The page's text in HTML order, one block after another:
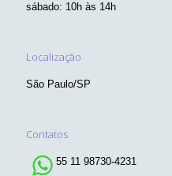
sábado: 10h às 14h
Localização
São Paulo/SP
Contatos
55 11 98730-4231